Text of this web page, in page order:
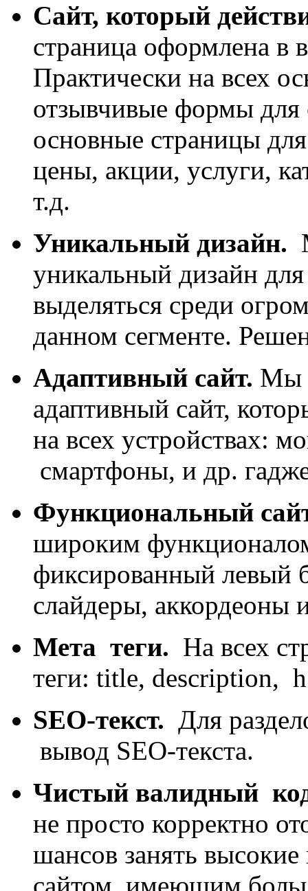
Сайт, который
страница оформлена в
Практически на всех
отзывчивые формы для
основные страницы
цены, акции, услуги,
т.д.
Уникальный дизайн.
уникальный дизайн
выделяться среди
данном сегменте.
Адаптивный сайт. Мы
адаптивный сайт,
на всех устройствах:
смартфоны, и др.
Функциональный
широким
фиксированный левый
слайдеры, аккордеоны
Мета теги. На всех
теги: title, description,
SEO-текст. Для
вывод SEO-текста.
Чистый валидный
не просто корректно
шансов занять